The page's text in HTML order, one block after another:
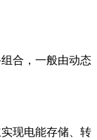
合，一般由动态
现电能存储、转